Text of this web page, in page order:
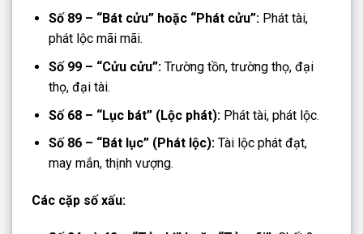
Số 89 – “Bát cửu” hoặc “Phát cửu”:Phát tài,
phát lộc mãi mãi.
Số 99 – “Cửu cửu”:Trường tồn, trường thọ, đại
thọ, đại tài.
Số 68 – “Lục bát” (Lộc phát):Phát tài, phát lộc.
Số 86 – “Bát lục” (Phát lộc):Tài lộc phát đạt,
may mắn, thịnh vượng.
Các cặp số xấu: